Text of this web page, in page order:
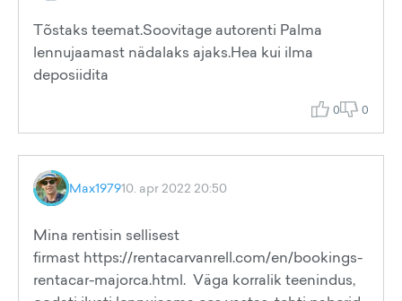
Tõstaks teemat.Soovitage autorenti Palma
lennujaamast nädalaks ajaks.Hea kui ilma
deposiidita
0 0
Max197910. apr 2022 20:50
Mina rentisin sellisest
firmast https://rentacarvanrell.com/en/bookings-
rentacar-majorca.html. Väga korralik teenindus,